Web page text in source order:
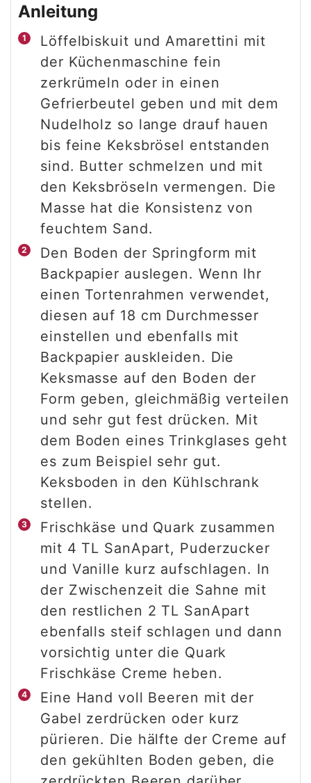
Anleitung
Löffelbiskuit und Amarettini mit
der Küchenmaschine fein
zerkrümeln oder in einen
Gefrierbeutel geben und mit dem
Nudelholz so lange drauf hauen
bis feine Keksbrösel entstanden
sind. Butter schmelzen und mit
den Keksbröseln vermengen. Die
Masse hat die Konsistenz von
feuchtem Sand.
Den Boden der Springform mit
Backpapier auslegen. Wenn Ihr
einen Tortenrahmen verwendet,
diesen auf 18 cm Durchmesser
einstellen und ebenfalls mit
Backpapier auskleiden. Die
Keksmasse auf den Boden der
Form geben, gleichmäßig verteilen
und sehr gut fest drücken. Mit
dem Boden eines Trinkglases geht
es zum Beispiel sehr gut.
Keksboden in den Kühlschrank
stellen.
Frischkäse und Quark zusammen
mit 4 TL SanApart, Puderzucker
und Vanille kurz aufschlagen. In
der Zwischenzeit die Sahne mit
den restlichen 2 TL SanApart
ebenfalls steif schlagen und dann
vorsichtig unter die Quark
Frischkäse Creme heben.
Eine Hand voll Beeren mit der
Gabel zerdrücken oder kurz
pürieren. Die hälfte der Creme auf
den gekühlten Boden geben, die